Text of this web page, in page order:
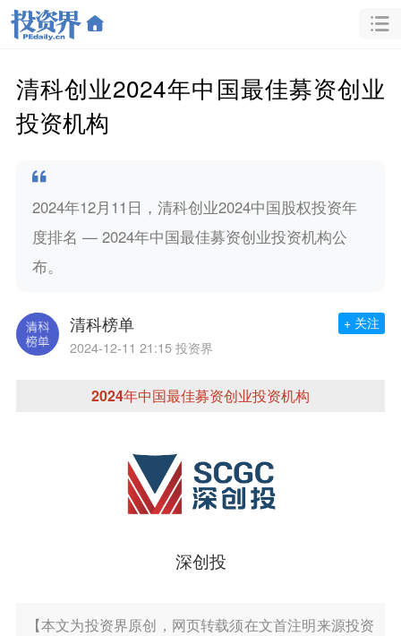
清科创业2024年中国最佳募资创业
投资机构
2024年12月11日，清科创业2024中国股权投资年
度排名 — 2024年中国最佳募资创业投资机构公
布。
清科榜单
2024-12-11 21:15 投资界
+ 关注
2024年中国最佳募资创业投资机构
深创投
【本文为投资界原创，网页转载须在文首注明来源投资